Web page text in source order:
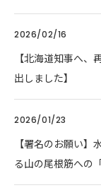
2026/02/16
【北海道知事へ
出しました】
2026/01/23
【署名のお願い
る山の尾根筋への